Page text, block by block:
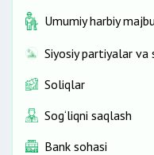
Umumiy harbiy
Siyosiy partiyalar va
Soliqlar
Sog‘liqni saqlash
Bank sohasi